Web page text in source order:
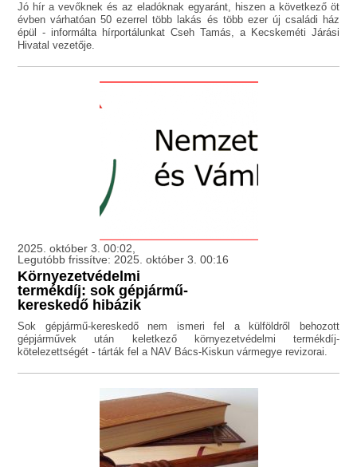
Jó hír a vevőknek és az eladóknak egyaránt, hiszen a következő öt
évben várhatóan 50 ezerrel több lakás és több ezer új családi ház
épül - informálta hírportálunkat Cseh Tamás, a Kecskeméti Járási
Hivatal vezetője.
2025. október 3. 00:02,
Legutóbb frissítve: 2025. október 3. 00:16
Környezetvédelmi
termékdíj: sok gépjármű-
kereskedő hibázik
Sok gépjármű-kereskedő nem ismeri fel a külföldről behozott
gépjárművek után keletkező környezetvédelmi termékdíj-
kötelezettségét - tárták fel a NAV Bács-Kiskun vármegye revizorai.